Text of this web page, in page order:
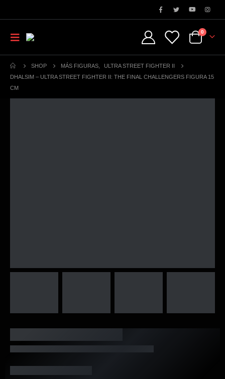
0
SHOP MÁS FIGURAS
ULTRA STREET FIGHTER II
DHALSIM – ULTRA STREET FIGHTER II: THE FINAL CHALLENGERS FIGURA 15
CM